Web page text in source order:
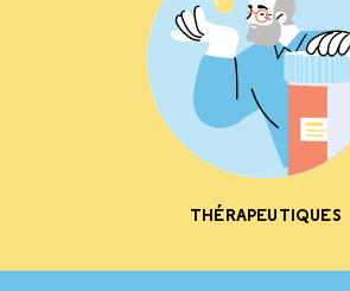
THÉRAPEUTIQUES